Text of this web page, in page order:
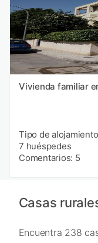
Vivienda familiar
Tipo de
7 huéspedes
Comentarios: 5
Casas
Encuentra 238